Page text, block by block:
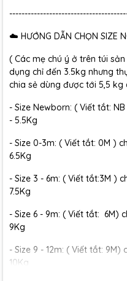
☁️ HƯỚNG DẪN CHỌN SIZE
( Các mẹ chú ý ở trên túi
dụng chỉ đến 3.5kg nhưng
chia sẻ dùng được tới 5,5 kg
- Size Newborn: ( Viết tắt:
- 5.5Kg
- Size 0-3m: ( Viết tắt: 0M )
6.5Kg
- Size 3 - 6m: ( Viết tắt:3M )
7.5Kg
- Size 6 - 9m: ( Viết tắt: 6M)
9Kg
- Size 9 - 12m: ( Viết tắt: 9M)
10Kg